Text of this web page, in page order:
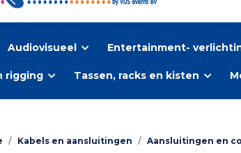
Audiovisueel Entertainment-
rigging Tassen, racks en kisten
/ Kabels en aansluitingen / Aansluitingen en